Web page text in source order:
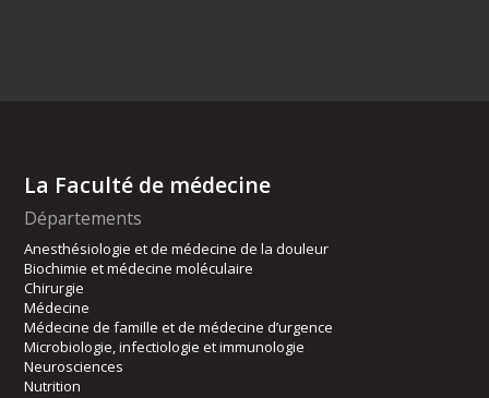
La Faculté de médecine
Départements
Anesthésiologie et de médecine de la douleur
Biochimie et médecine moléculaire
Chirurgie
Médecine
Médecine de famille et de médecine d’urgence
Microbiologie, infectiologie et immunologie
Neurosciences
Nutrition